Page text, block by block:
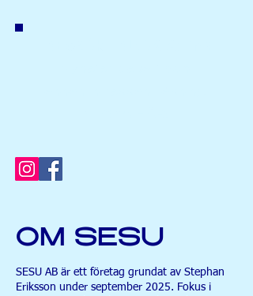
OM SESU
SESU AB är ett företag grundat av Stephan
Eriksson under september 2025. Fokus i